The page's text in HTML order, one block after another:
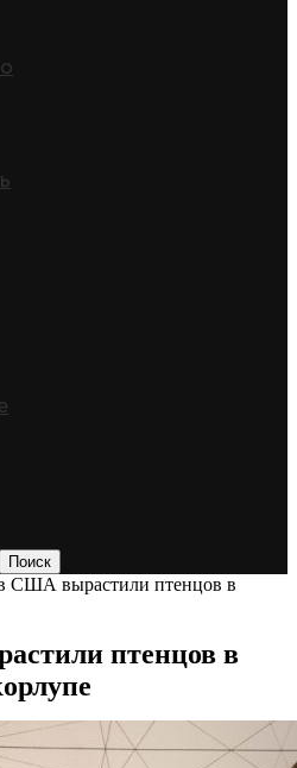
Поиск
США вырастили птенцов в
птенцов в